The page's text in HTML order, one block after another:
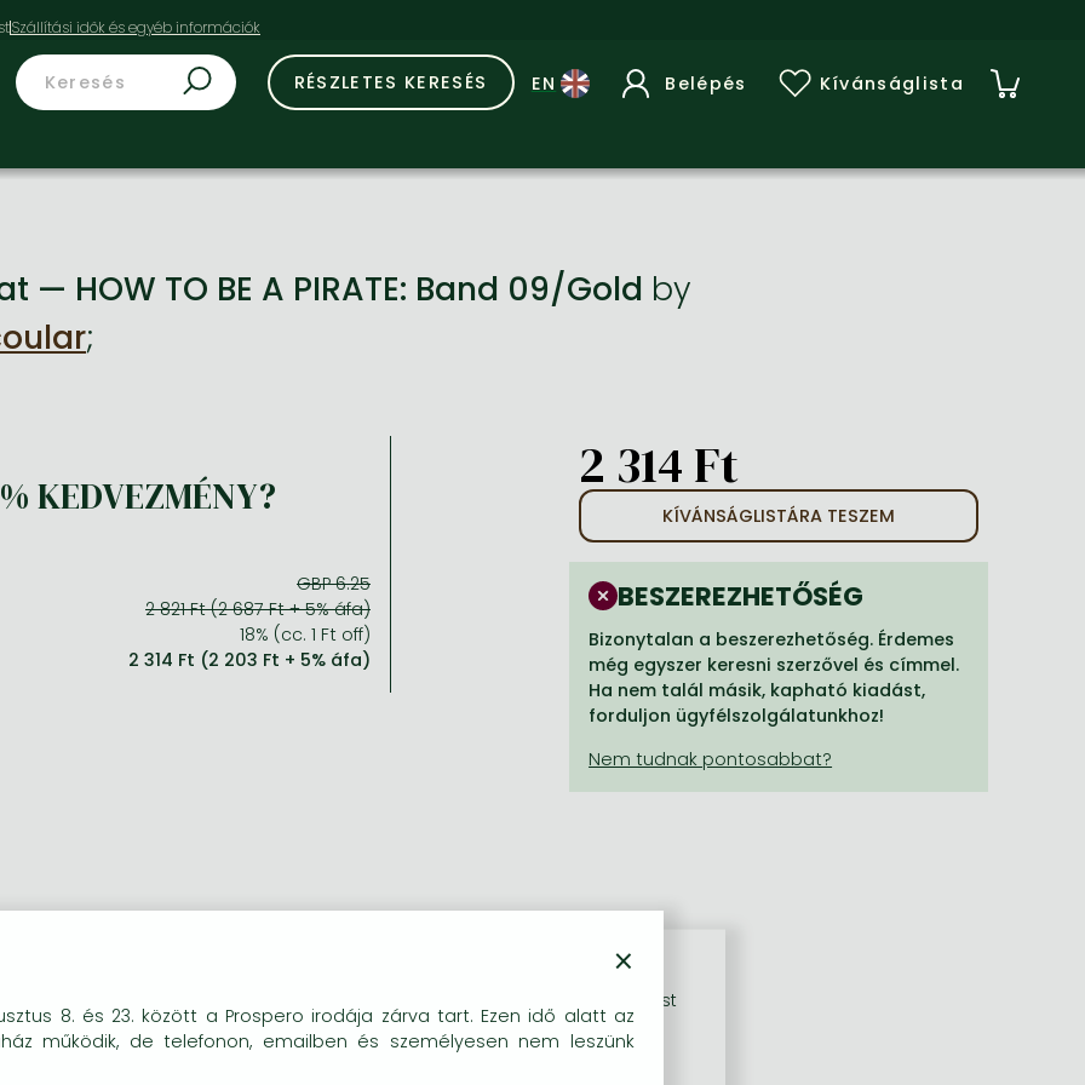
RÉSZLETES KERESÉS Belépés Kívánságlista
— HOW TO BE A PIRATE: Band 09/Gold by
;
KEDVEZMÉNY?
GBP 6.25
2 821 Ft (2 687 Ft + 5% áfa)
18% (cc. 1 Ft off)
2 314 Ft (2 203 Ft + 5% áfa)
2 314 Ft
KÍVÁNSÁGLISTÁRA TESZEM
BESZEREZHETŐSÉG
Bizonytalan a beszerezhetőség. Érdemes
még egyszer keresni szerzővel és címmel.
Ha nem talál másik, kapható kiadást,
forduljon ügyfélszolgálatunkhoz!
×
8. és 23. között a Prospero irodája zárva tart. Ezen idő alatt az
működik, de telefonon, emailben és személyesen nem leszünk
kat (sütiket) használunk, melyek célja, hogy teljesebb körű szolgáltatást
részére.